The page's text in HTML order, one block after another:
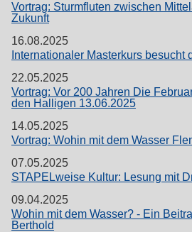
Vortrag: Sturmfluten zwischen
Zukunft
16.08.2025
Internationaler Masterkurs besucht
22.05.2025
Vortrag: Vor 200 Jahren Die
den Halligen 13.06.2025
14.05.2025
Vortrag: Wohin mit dem Wasser
07.05.2025
STAPELweise Kultur: Lesung mit
09.04.2025
Wohin mit dem Wasser? - Ein
Berthold